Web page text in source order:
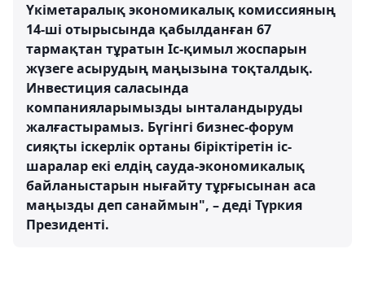
Үкіметаралық экономикалық комиссияның
14-ші отырысында қабылданған 67
тармақтан тұратын Іс-қимыл жоспарын
жүзеге асырудың маңызына тоқталдық.
Инвестиция саласында
компанияларымызды ынталандыруды
жалғастырамыз. Бүгінгі бизнес-форум
сияқты іскерлік ортаны біріктіретін іс-
шаралар екі елдің сауда-экономикалық
байланыстарын нығайту тұрғысынан аса
маңызды деп санаймын", – деді Түркия
Президенті.